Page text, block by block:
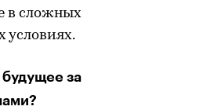
в сложных
условиях.
за